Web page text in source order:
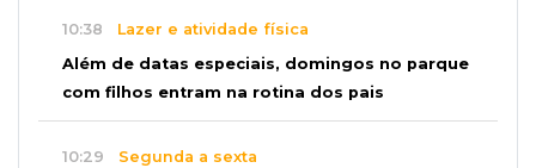
10:38 Lazer e atividade física
Além de datas especiais, domingos no parque
com filhos entram na rotina dos pais
10:29 Segunda a sexta